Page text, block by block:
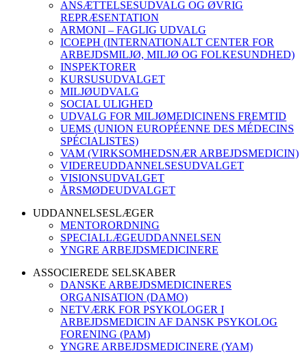
ANSÆTTELSESUDVALG OG ØVRIG
REPRÆSENTATION
ARMONI – FAGLIG UDVALG
ICOEPH (INTERNATIONALT CENTER FOR
ARBEJDSMILJØ, MILJØ OG FOLKESUNDHED)
INSPEKTORER
KURSUSUDVALGET
MILJØUDVALG
SOCIAL ULIGHED
UDVALG FOR MILJØMEDICINENS FREMTID
UEMS (UNION EUROPÉENNE DES MÉDECINS
SPÉCIALISTES)
VAM (VIRKSOMHEDSNÆR ARBEJDSMEDICIN)
VIDEREUDDANNELSESUDVALGET
VISIONSUDVALGET
ÅRSMØDEUDVALGET
UDDANNELSESLÆGER
MENTORORDNING
SPECIALLÆGEUDDANNELSEN
YNGRE ARBEJDSMEDICINERE
ASSOCIEREDE SELSKABER
DANSKE ARBEJDSMEDICINERES
ORGANISATION (DAMO)
NETVÆRK FOR PSYKOLOGER I
ARBEJDSMEDICIN AF DANSK PSYKOLOG
FORENING (PAM)
YNGRE ARBEJDSMEDICINERE (YAM)